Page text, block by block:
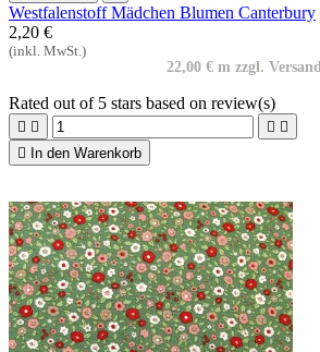
Westfalenstoff Mädchen Blumen Canterbury
2,20 €
(inkl. MwSt.)
22,00 € m zzgl. Versand
Rated out of 5 stars based on review(s)
   

In den Warenkorb